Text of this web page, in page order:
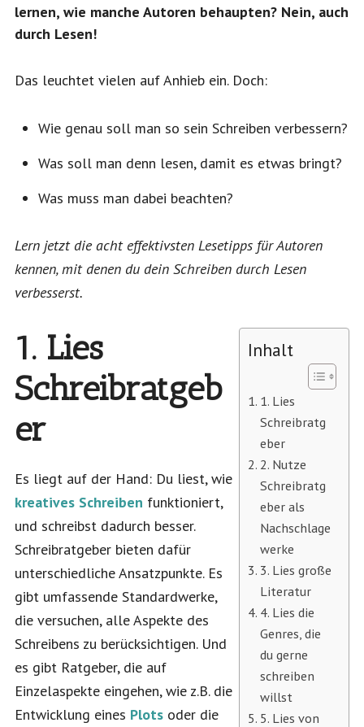
lernen, wie manche Autoren behaupten? Nein, auch
durch Lesen!
Das leuchtet vielen auf Anhieb ein. Doch:
Wie genau soll man so sein Schreiben verbessern?
Was soll man denn lesen, damit es etwas bringt?
Was muss man dabei beachten?
Lern jetzt die acht effektivsten Lesetipps für Autoren
kennen, mit denen du dein Schreiben durch Lesen
verbesserst.
Inhalt
1. Lies
Schreibratg
eber
2. Nutze
Schreibratg
eber als
Nachschlage
werke
3. Lies große
Literatur
4. Lies die
Genres, die
du gerne
schreiben
willst
5. Lies von
1. Lies
Schreibratgeb
er
Es liegt auf der Hand: Du liest, wie
kreatives Schreiben funktioniert,
und schreibst dadurch besser.
Schreibratgeber bieten dafür
unterschiedliche Ansatzpunkte. Es
gibt umfassende Standardwerke,
die versuchen, alle Aspekte des
Schreibens zu berücksichtigen. Und
es gibt Ratgeber, die auf
Einzelaspekte eingehen, wie z.B. die
Entwicklung eines Plotsoder die